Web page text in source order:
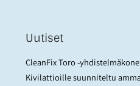
Uutiset
CleanFix Toro -yhdistelmäkone
Kivilattioille suunniteltu